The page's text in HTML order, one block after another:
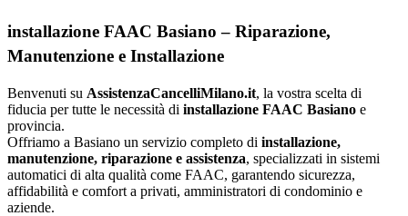
installazione FAAC Basiano – Riparazione,
Manutenzione e Installazione
Benvenuti su AssistenzaCancelliMilano.it, la vostra scelta di
fiducia per tutte le necessità di installazione FAAC Basiano e
provincia.
Offriamo a Basiano un servizio completo di installazione,
manutenzione, riparazione e assistenza, specializzati in sistemi
automatici di alta qualità come FAAC, garantendo sicurezza,
affidabilità e comfort a privati, amministratori di condominio e
aziende.